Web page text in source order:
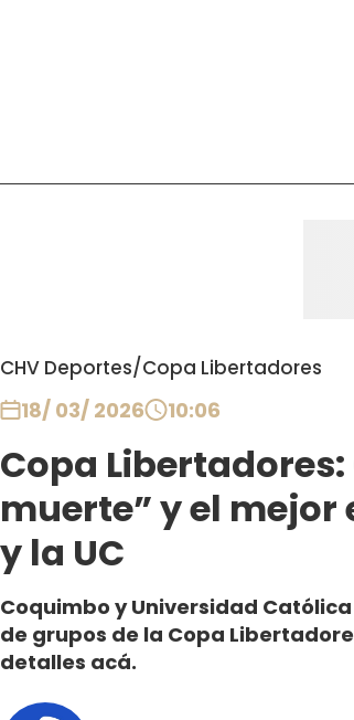
CHV Deportes/Copa Libertadores
18/ 03/ 2026 10:06
Copa
muerte” y el
y la UC
Coquimbo y Universidad
de grupos de la Copa
detalles acá.